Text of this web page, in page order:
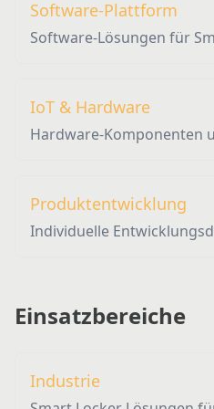
Software-Plattform
Software-Lösungen für
IoT & Hardware
Hardware-Komponenten
Produktentwicklung
Individuelle
Einsatzbereiche
Industrie